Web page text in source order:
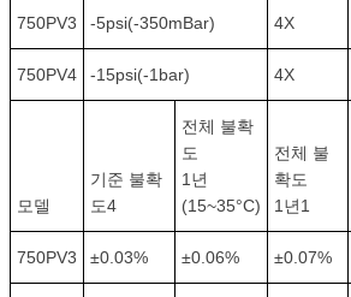
750PV3 -5psi(-350mBar) 4X
750PV4 -15psi(-1bar) 4X
모델
기준 불확
도4
전체 불확
도
1년
(15~35°C)
전체 불
확도
1년1
750PV3 ±0.03% ±0.06% ±0.07%